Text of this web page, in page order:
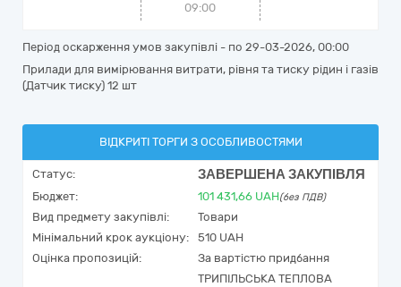
09:00
Період оскарження умов закупівлі - по 29-03-2026, 00:00
Прилади для вимірювання витрати, рівня та тиску рідин і газів
(Датчик тиску) 12 шт
ВІДКРИТІ ТОРГИ З ОСОБЛИВОСТЯМИ
Статус: ЗАВЕРШЕНА ЗАКУПІВЛЯ
Бюджет: 101 431,66 UAH(без ПДВ)
Вид предмету закупівлі:
Товари
Мінімальний крок аукціону:
510 UAH
Оцінка пропозицій:
За вартістю придбання
ТРИПІЛЬСЬКА ТЕПЛОВА